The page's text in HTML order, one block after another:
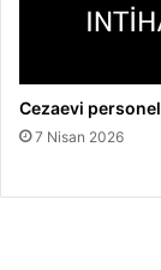
Cezaevi
7 Nisan 2026